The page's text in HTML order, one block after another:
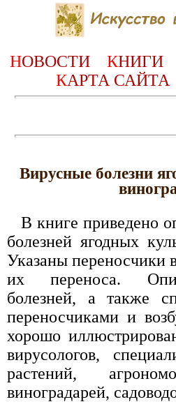
НОВОСТИ КНИГИ
КАРТА САЙТА
Вирусные болезни
В книге приведено
болезней ягодных
Указаны переносчики
их переноса.
болезней, а также
переносчиками и
хорошо
вирусологов,
растений,
виноградарей,